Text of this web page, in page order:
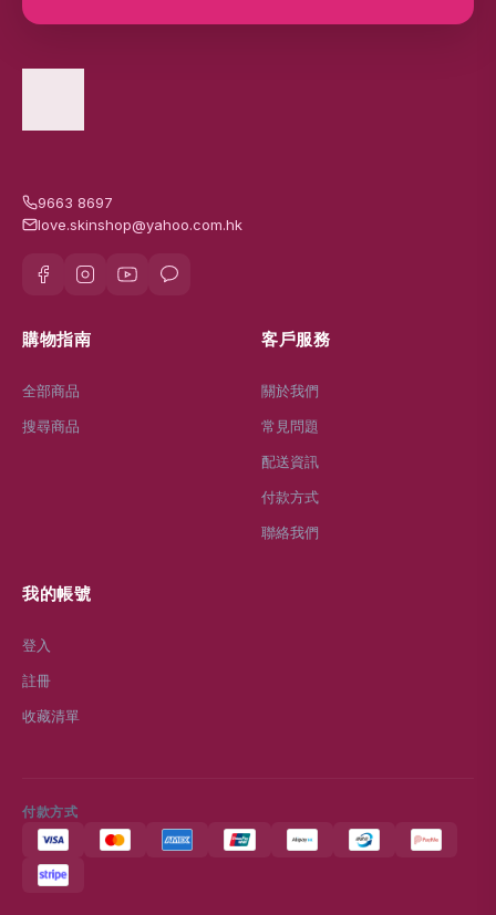
9663 8697
love.skinshop@yahoo.com.hk
購物指南
全部商品
搜尋商品
客戶服務
關於我們
常見問題
配送資訊
付款方式
聯絡我們
我的帳號
登入
註冊
收藏清單
付款方式